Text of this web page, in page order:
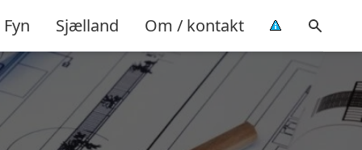
Fyn Sjælland Om / kontakt